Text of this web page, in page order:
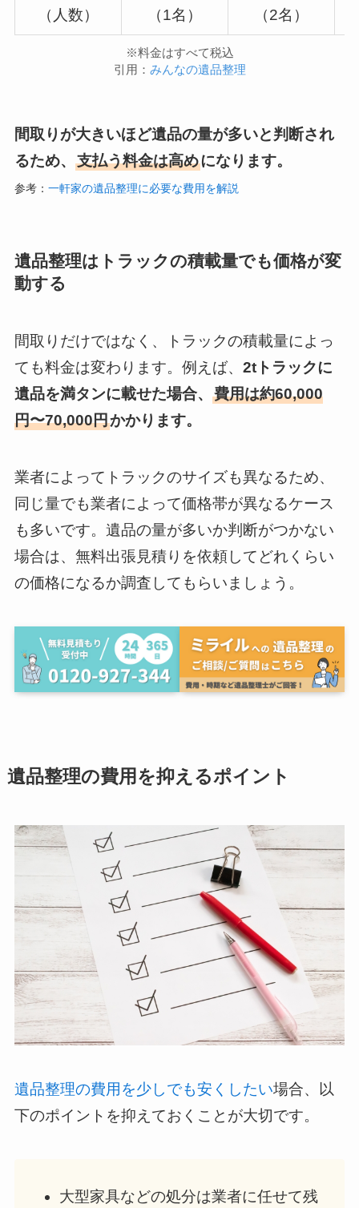
（人数）
（1名）
（2名）
※料金はすべて税込
引用： みんなの遺品整理
間取りが大きいほど遺品の量が多いと判断され
るため、 支払う料金は高めになります。
参考： 一軒家の遺品整理に必要な費用を解説
遺品整理はトラックの積載量でも価格が変
動する
間取りだけではなく、トラックの積載量によっ
ても料金は変わります。例えば、 2tトラックに
遺品を満タンに載せた場合、 費用は約60,000
円〜70,000円かかります。
業者によってトラックのサイズも異なるため、
同じ量でも業者によって価格帯が異なるケース
も多いです。遺品の量が多いか判断がつかない
場合は、無料出張見積りを依頼してどれくらい
の価格になるか調査してもらいましょう。
遺品整理の費用を抑えるポイント
遺品整理の費用を少しでも安くしたい場合、以
下のポイントを抑えておくことが大切です。
大型家具などの処分は業者に任せて残